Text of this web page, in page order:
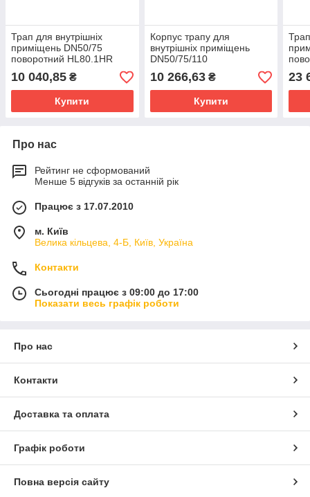
Трап для внутрішніх
приміщень DN50/75
поворотний HL80.1HR
10 040,85 ₴
Купити
Корпус трапу для
внутрішніх приміщень
DN50/75/110
вертикальний HL317KH
10 266,63₴
Купити
23
Про нас
Рейтинг не сформований
Менше 5 відгуків за останній рік
Працює з 17.07.2010
м. Київ
Велика кільцева, 4-Б, Київ, Україна
Контакти
Сьогодні працює з 09:00 до 17:00
Показати весь графік роботи
Про нас
Контакти
Доставка та оплата
Графік роботи
Повна версія сайту